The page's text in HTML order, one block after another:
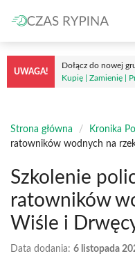
do
treści
UWAGA!
Dołącz do nowej
Kupię | Zamienię |
Strona główna / Kronika
ratowników wodnych na
Szkolenie
ratowników
Wiśle i
Data dodania: 6 listopada